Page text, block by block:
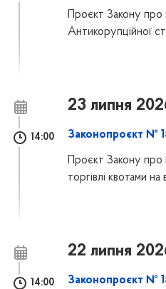
Проєкт Закону
Антикорупційної
23 липня
14:00 Законопроєкт №
Проєкт Закону про
торгівлі квотами на
22 липня
14:00 Законопроєкт №